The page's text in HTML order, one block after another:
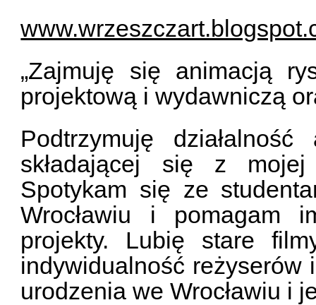
„Zajmuję się animacją
projektową i wydawniczą
Podtrzymuję
składającej się z
Spotykam się ze
Wrocławiu i pomagam
projekty. Lubię stare
indywidualność reżyserów
urodzenia we Wrocławiu i